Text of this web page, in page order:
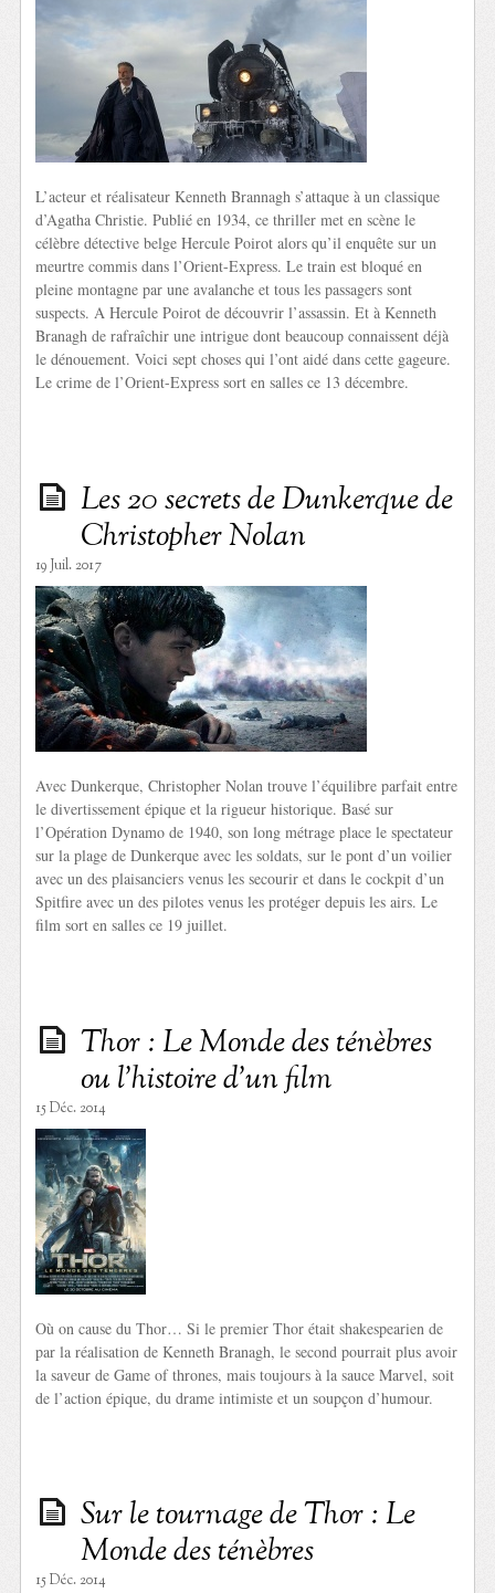
L’acteur et réalisateur Kenneth Brannagh s’attaque à un classique
d’Agatha Christie. Publié en 1934, ce thriller met en scène le
célèbre détective belge Hercule Poirot alors qu’il enquête sur un
meurtre commis dans l’Orient-Express. Le train est bloqué en
pleine montagne par une avalanche et tous les passagers sont
suspects. A Hercule Poirot de découvrir l’assassin. Et à Kenneth
Branagh de rafraîchir une intrigue dont beaucoup connaissent déjà
le dénouement. Voici sept choses qui l’ont aidé dans cette gageure.
Le crime de l’Orient-Express sort en salles ce 13 décembre.
Les 20 secrets de Dunkerque de
Christopher Nolan
19 Juil. 2017
Avec Dunkerque, Christopher Nolan trouve l’équilibre parfait entre
le divertissement épique et la rigueur historique. Basé sur
l’Opération Dynamo de 1940, son long métrage place le spectateur
sur la plage de Dunkerque avec les soldats, sur le pont d’un voilier
avec un des plaisanciers venus les secourir et dans le cockpit d’un
Spitfire avec un des pilotes venus les protéger depuis les airs. Le
film sort en salles ce 19 juillet.
Thor : Le Monde des ténèbres
ou l’histoire d’un film
15 Déc. 2014
Où on cause du Thor… Si le premier Thor était shakespearien de
par la réalisation de Kenneth Branagh, le second pourrait plus avoir
la saveur de Game of thrones, mais toujours à la sauce Marvel, soit
de l’action épique, du drame intimiste et un soupçon d’humour.
Sur le tournage de Thor : Le
Monde des ténèbres
15 Déc. 2014